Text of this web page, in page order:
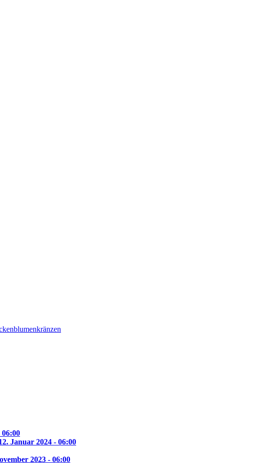
06:00
Januar 2024 - 06:00
2023 - 06:00